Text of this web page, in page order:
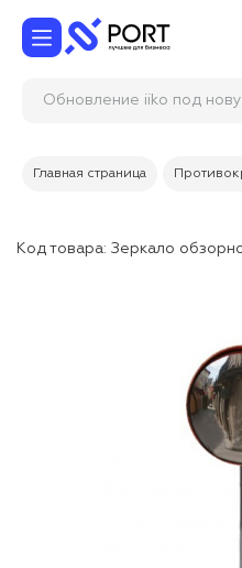
Обновление iiko под
Главная страница
Код товара: Зеркало